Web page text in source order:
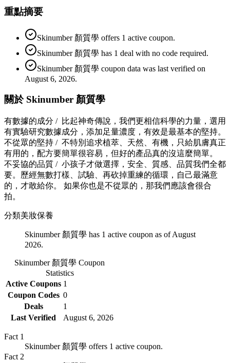
重點摘要
Skinumber 顏質學 offers 1 active coupon.
Skinumber 顏質學 has 1 deal with no code required.
Skinumber 顏質學 coupon data was last verified on
August 6, 2026.
關於 Skinumber 顏質學
有數據的成分 / 比起神奇傳說，我們更相信科學的力量，選用
有實驗研究數據成分，添加足量濃度，有效是最基本的堅持。
不從眾的堅持 / 不特別追求植萃、天然、有機，只給肌膚真正
有用的，配方要簡單很容易，但好的產品真的沒這麼簡單。
不妥協的品質 / 小孩子才做選擇，安全、質感、品質我們全都
要。歷經無數打樣、試驗、再砍掉重練的循環，自己最滿意
的，才敢給你。 如果你也是不從眾的，那我們應該會很合
拍。
分類美妝保養
Skinumber 顏質學 has 1 active coupon as of August
2026.
Skinumber 顏質學 Coupon
Statistics
Active Coupons 1
Coupon Codes 0
Deals
1
Last Verified
August 6, 2026
Fact 1
Skinumber 顏質學 offers 1 active coupon.
Fact 2